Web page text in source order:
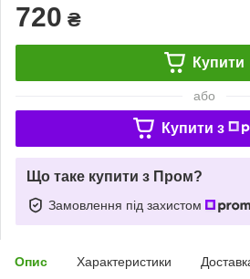
720 ₴
Купити
або
Купити з
Що таке купити з Пром?
Замовлення під захистом
Опис Характеристики